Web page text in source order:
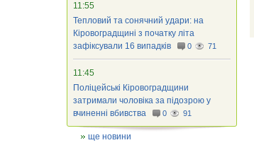
11:55
Тепловий та сонячний удари: на
Кіровоградщині з початку літа
зафіксували 16 випадків
0 71
11:45
Поліцейські Кіровоградщини
затримали чоловіка за підозрою у
вчиненні вбивства
0 91
ще новини